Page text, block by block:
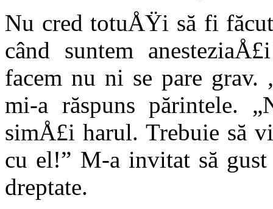
Nu cred totuÅŸi să fi
când suntem
facem nu ni se pare grav.
mi-a răs­puns părintele.
simÅ£i harul. Trebuie să
cu el!” M-a invitat să
dreptate.